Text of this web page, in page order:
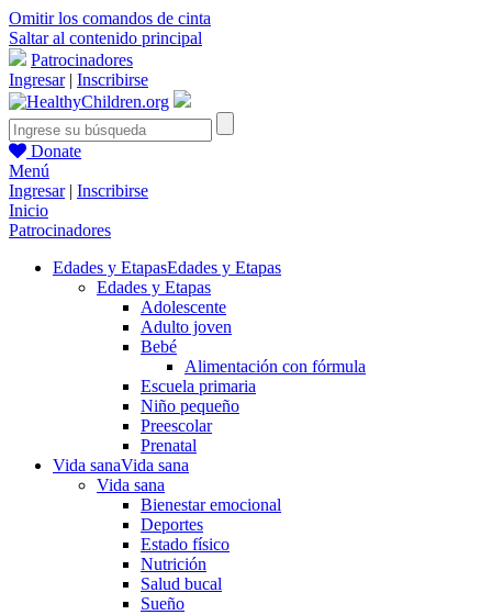
Omitir los comandos de cinta
Saltar al contenido principal
Patrocinadores
Ingresar| Inscribirse
Donate
Menú
Ingresar| Inscribirse
Inicio
Patrocinadores
Edades y EtapasEdades y Etapas
Edades y Etapas
Adolescente
Adulto joven
Bebé
Alimentación con fórmula
Escuela primaria
Niño pequeño
Preescolar
Prenatal
Vida sanaVida sana
Vida sana
Bienestar emocional
Deportes
Estado físico
Nutrición
Salud bucal
Sueño